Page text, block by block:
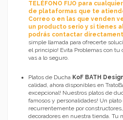
TELÉFONO FIJO para
de plataformas que te
Correo o en las que venden
un producto serio y si tienes
podrás contactar
simple llamada para ofrecerte
el principio! Evita Problemas con tu
vas a lo seguro.
Platos de Ducha KoF BATH
calidad, ahora disponibles en
excepcional! Nuestros platos de
famosos y personalidades! Un
recurrentemente por
decoradores en nuestra tienda. Tu